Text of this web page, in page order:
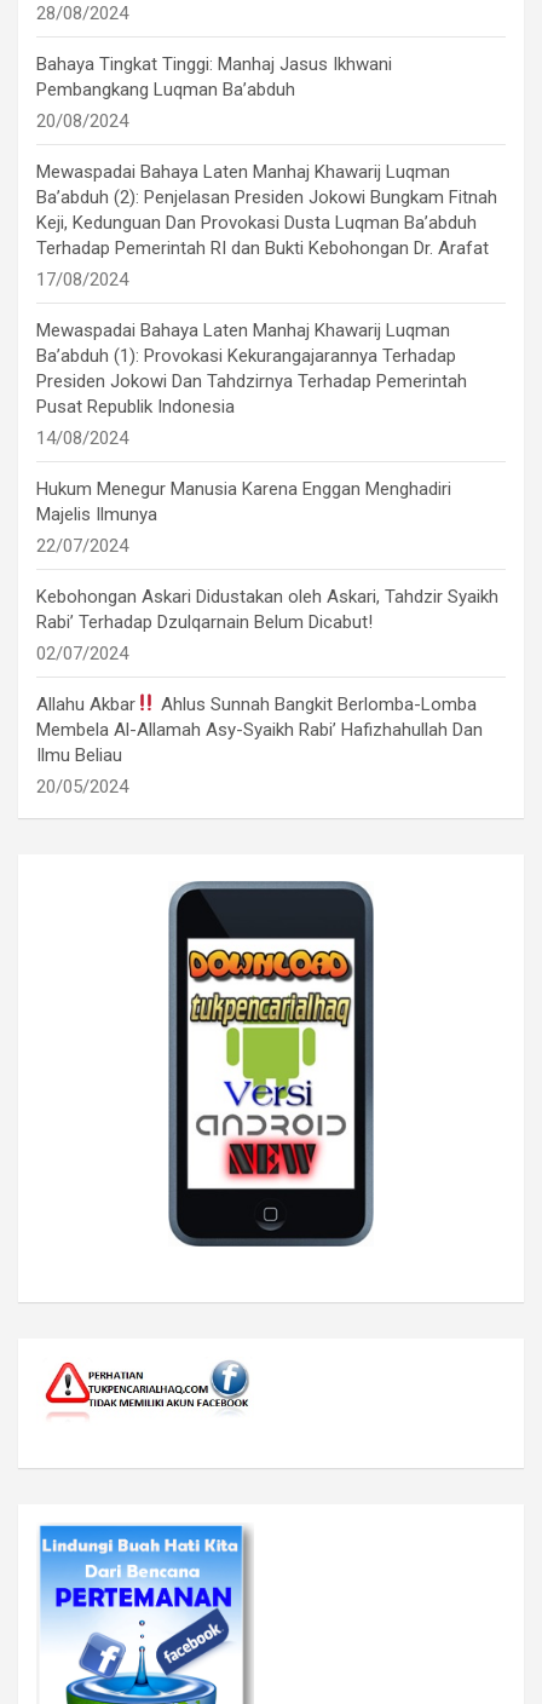
28/08/2024
Bahaya Tingkat Tinggi: Manhaj Jasus Ikhwani
Pembangkang Luqman Ba’abduh
20/08/2024
Mewaspadai Bahaya Laten Manhaj Khawarij Luqman
Ba’abduh (2): Penjelasan Presiden Jokowi Bungkam Fitnah
Keji, Kedunguan Dan Provokasi Dusta Luqman Ba’abduh
Terhadap Pemerintah RI dan Bukti Kebohongan Dr. Arafat
17/08/2024
Mewaspadai Bahaya Laten Manhaj Khawarij Luqman
Ba’abduh (1): Provokasi Kekurangajarannya Terhadap
Presiden Jokowi Dan Tahdzirnya Terhadap Pemerintah
Pusat Republik Indonesia
14/08/2024
Hukum Menegur Manusia Karena Enggan Menghadiri
Majelis Ilmunya
22/07/2024
Kebohongan Askari Didustakan oleh Askari, Tahdzir Syaikh
Rabi’ Terhadap Dzulqarnain Belum Dicabut!
02/07/2024
Allahu Akbar
Ahlus Sunnah Bangkit Berlomba-Lomba
Membela Al-Allamah Asy-Syaikh Rabi’ Hafizhahullah Dan
Ilmu Beliau
20/05/2024